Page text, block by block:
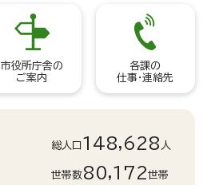
市役所庁舎の
ご案内
各課の
仕事・連絡先
総人口 148,628 人
世帯数80,172世帯